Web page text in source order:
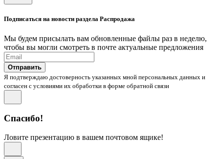
Подписаться на новости раздела Распродажа
Мы будем присылать вам обновленные файлы раз в неделю,
чтобы вы могли смотреть в почте актуальные предложения
Отправить
Я подтверждаю достоверность указанных мной персональных данных и
согласен с условиями их обработки в форме обратной связи
Спасибо!
Ловите презентацию в вашем почтовом ящике!